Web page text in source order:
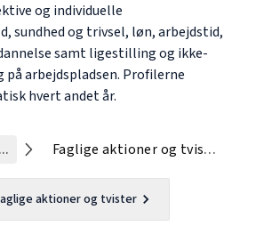
og individuelle
sundhed og trivsel, løn, arbejdstid,
samt ligestilling og ikke-
arbejdspladsen. Profilerne
hvert andet år.
... Faglige aktioner og tvister
aktioner og tvister